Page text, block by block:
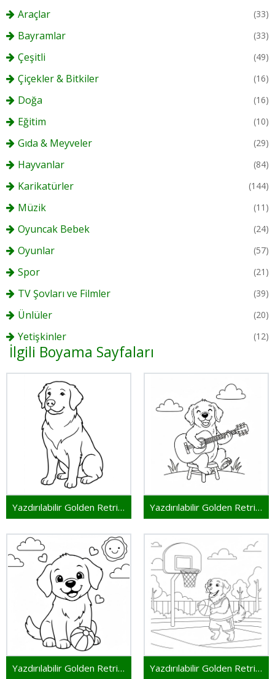
Araçlar (33)
Bayramlar (33)
Çeşitli (49)
Çiçekler & Bitkiler (16)
Doğa (16)
Eğitim (10)
Gıda & Meyveler (29)
Hayvanlar (84)
Karikatürler (144)
Müzik (11)
Oyuncak Bebek (24)
Oyunlar (57)
Spor (21)
TV Şovları ve Filmler (39)
Ünlüler (20)
Yetişkinler (12)
İlgili Boyama Sayfaları
Yazdırılabilir Golden Retriever Yazdırılabilir Golden Retriever Resim
Yazdırılabilir Golden Retriever Çocuklar İçin Yazdırılabilir Golden Retriever Bedava